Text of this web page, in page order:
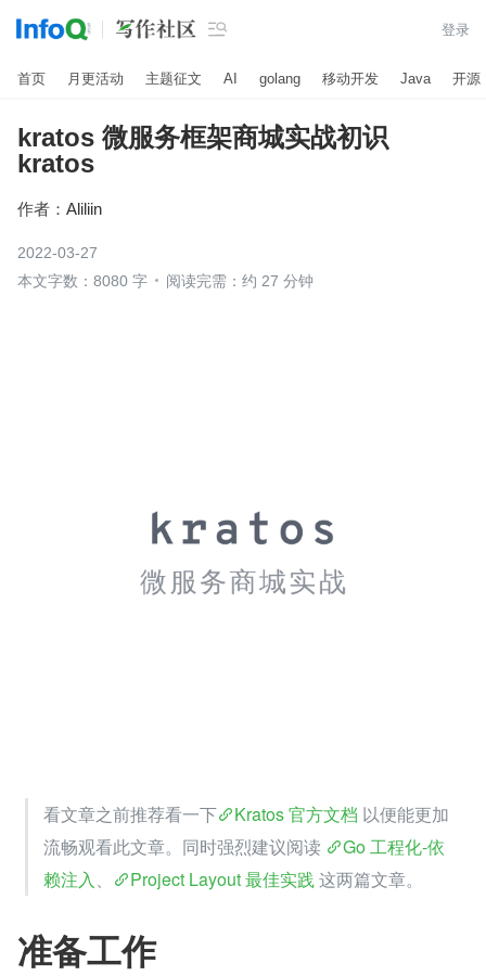
 登录
首页 月更活动 主题征文 AI golang 移动开发 Java 开源
kratos 微服务框架商城实战初识
kratos
作者： Aliliin
2022-03-27
本文字数：8080 字
阅读完需：约 27 分钟
看文章之前推荐看一下 Kratos 官方文档 以便能更加
流畅观看此文章。同时强烈建议阅读
Go 工程化-依
赖注入、 Project Layout 最佳实践 这两篇文章。
准备工作